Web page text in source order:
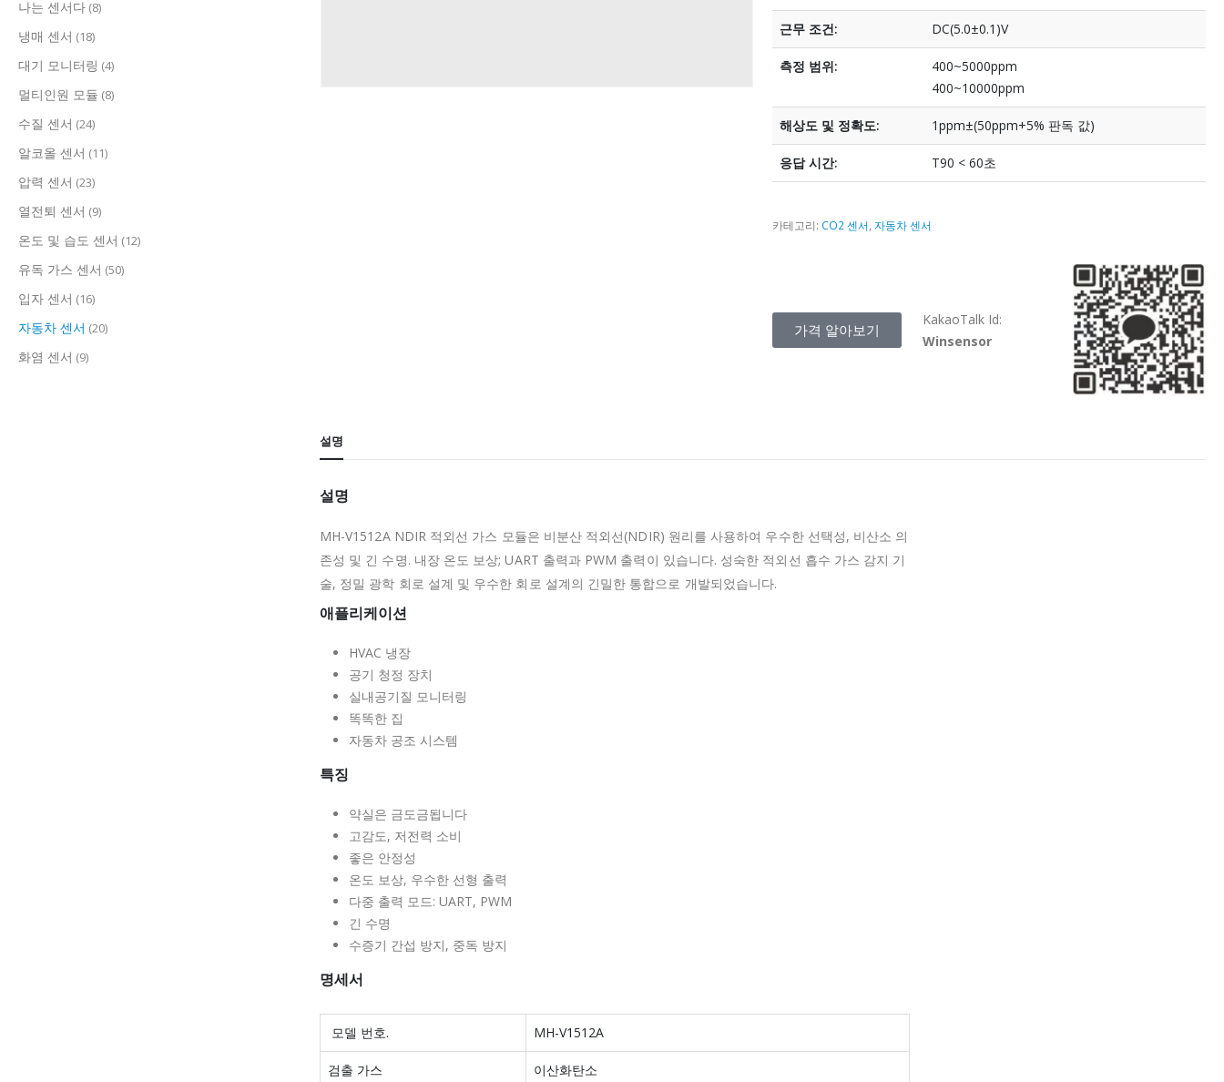
근무 조건: DC(5.0±0.1)V
측정 범위:
400~5000ppm
400~10000ppm
해상도 및 정확도: 1ppm±(50ppm+5% 판독 값)
응답 시간: T90 < 60초
카테고리: CO2 센서, 자동차 센서
가격 알아보기
KakaoTalk Id:
Winsensor
설명
설명
MH-V1512A NDIR 적외선 가스 모듈은 비분산 적외선(NDIR) 원리를 사용하여 우수한 선택성, 비산소 의
존성 및 긴 수명. 내장 온도 보상;UART 출력과 PWM 출력이 있습니다. 성숙한 적외선 흡수 가스 감지 기
술, 정밀 광학 회로 설계 및 우수한 회로 설계의 긴밀한 통합으로 개발되었습니다.
애플리케이션
HVAC 냉장
공기 청정 장치
실내공기질 모니터링
똑똑한 집
자동차 공조 시스템
특징
약실은 금도금됩니다
고감도, 저전력 소비
좋은 안정성
온도 보상, 우수한 선형 출력
다중 출력 모드: UART, PWM
긴 수명
수증기 간섭 방지, 중독 방지
명세서
모델 번호. MH-V1512A
검출 가스 이산화탄소
나는 센서다 (8)
냉매 센서 (18)
대기 모니터링 (4)
멀티인원 모듈 (8)
수질 센서 (24)
알코올 센서 (11)
압력 센서 (23)
열전퇴 센서 (9)
온도 및 습도 센서 (12)
유독 가스 센서 (50)
입자 센서 (16)
자동차 센서 (20)
화염 센서 (9)